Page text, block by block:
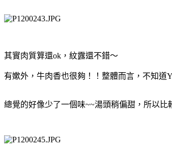
其實肉質算還ok，紋露還不錯～
有嫰外，牛肉香也很夠！！整體而言，不知道
總覺的好像少了一個味~~湯頭稍偏甜，所以